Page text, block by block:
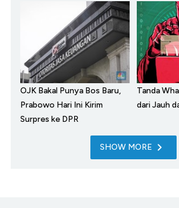
OJK Bakal Punya Bos Baru,
Prabowo Hari Ini Kirim
Surpres ke DPR
Tanda
dari Jauh
SHOW MORE